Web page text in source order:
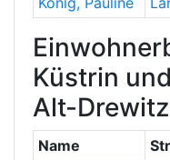
Küstrin
Alt-
Name